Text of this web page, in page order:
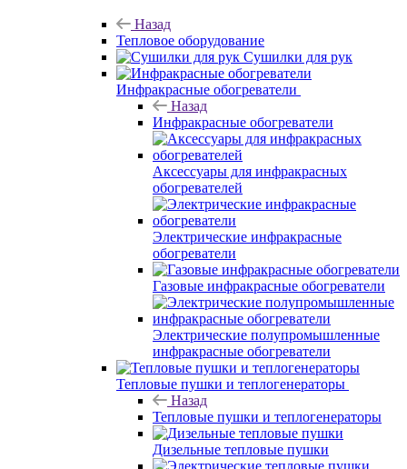
Назад
Тепловое оборудование
Сушилки для рук
Инфракрасные обогреватели
Назад
Инфракрасные обогреватели
Аксессуары для инфракрасных
обогревателей
Электрические инфракрасные
обогреватели
Газовые инфракрасные обогреватели
Электрические полупромышленные
инфракрасные обогреватели
Тепловые пушки и теплогенераторы
Назад
Тепловые пушки и теплогенераторы
Дизельные тепловые пушки